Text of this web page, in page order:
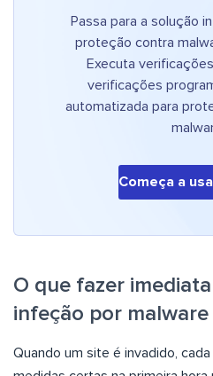
Passa para a solução
proteção contra
Executa
verificações
automatizada para
Começa a
O que fazer
infeção por malware
Quando um site é invadido,